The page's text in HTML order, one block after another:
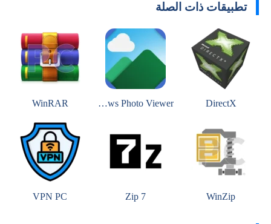
تطبيقات ذات الصلة
DirectX
Windows Photo Viewer
WinRAR
WinZip
7 Zip
VPN PC